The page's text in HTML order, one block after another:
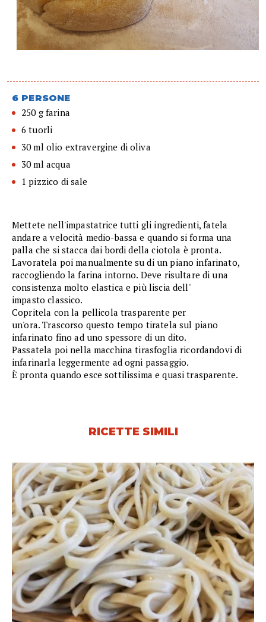
6 PERSONE
250 g farina
6 tuorli
30 ml olio extravergine di oliva
30 ml acqua
1 pizzico di sale
Mettete nell'impastatrice tutti gli ingredienti, fatela
andare a velocità medio-bassa e quando si forma una
palla che si stacca dai bordi della ciotola è pronta.
Lavoratela poi manualmente su di un piano infarinato,
raccogliendo la farina intorno. Deve risultare di una
consistenza molto elastica e più liscia dell'
impasto classico.
Copritela con la pellicola trasparente per
un'ora. Trascorso questo tempo tiratela sul piano
infarinato fino ad uno spessore di un dito.
Passatela poi nella macchina tirasfoglia ricordandovi di
infarinarla leggermente ad ogni passaggio.
È pronta quando esce sottilissima e quasi trasparente.
RICETTE SIMILI